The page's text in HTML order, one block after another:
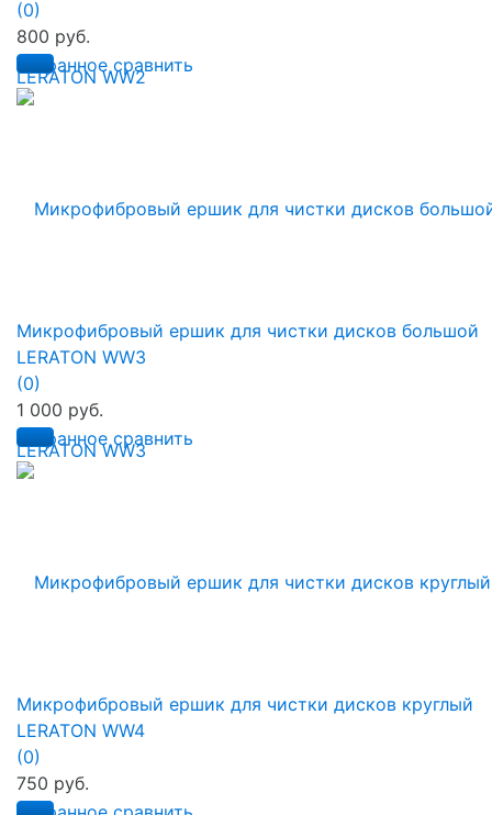
избранное сравнить
(0)
800 руб.
избранное сравнить
Микрофибровый ершик для чистки дисков большой
LERATON WW3
(0)
1 000 руб.
Микрофибровый ершик для чистки дисков круглый
LERATON WW4
(0)
750 руб.